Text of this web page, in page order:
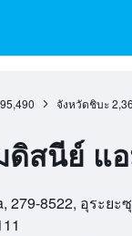
95,490 จังหวัดชิบะ
ดิสนีย์ แ
279-8522, อุระย